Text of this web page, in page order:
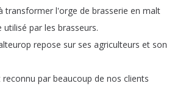
transformer l'orge de brasserie en malt
utilisé par les brasseurs.
repose sur ses agriculteurs et son
reconnu par beaucoup de nos clients